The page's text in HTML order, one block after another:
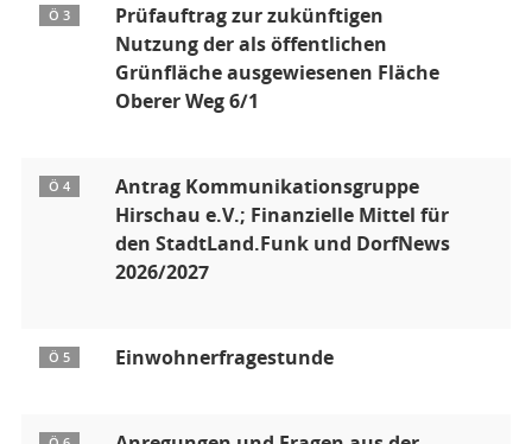
Ö 3
Prüfauftrag zur zukünftigen
Nutzung der als öffentlichen
Grünfläche ausgewiesenen Fläche
Oberer Weg 6/1
Ö 4
Antrag Kommunikationsgruppe
Hirschau e.V.; Finanzielle Mittel für
den StadtLand.Funk und DorfNews
2026/2027
Ö 5 Einwohnerfragestunde